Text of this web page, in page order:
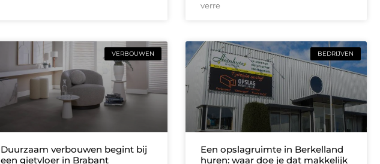
verre
VERBOUWEN
Duurzaam verbouwen begint bij
een gietvloer in Brabant
BEDRIJVEN
Een opslagruimte in Berkelland
huren: waar doe je dat makkelijk